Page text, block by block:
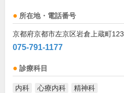
所在地・電話番号
京都府京都市左京区岩倉上蔵町123
075-791-1177
診療科目
内科 心療内科 精神科